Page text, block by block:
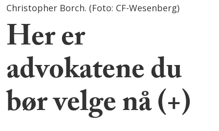
Christopher Borch. (Foto: CF-Wesenberg)
Her er
advokatene du
bør velge nå (+)